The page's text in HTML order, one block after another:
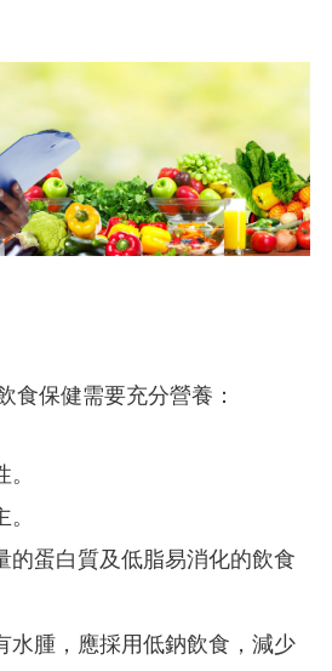
食保健需要充分營養：
的蛋白質及低脂易消化的飲食
水腫，應採用低鈉飲食，減少